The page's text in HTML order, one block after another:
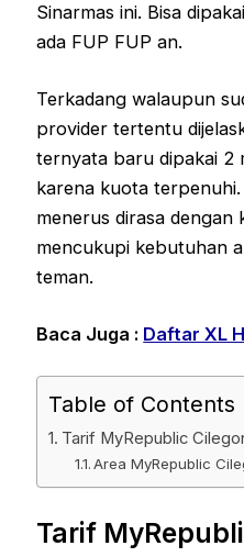
Sinarmas ini. Bisa
ada FUP FUP an.
Terkadang walaupun
provider tertentu
ternyata baru dipakai 2
karena kuota
menerus dirasa
mencukupi kebutuhan
teman.
Baca Juga : Daftar XL
Table of Contents
Tarif MyRepublic
Area MyRepublic
Tarif